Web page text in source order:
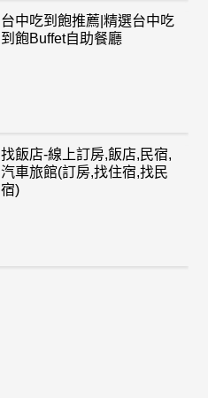
台中吃到飽推薦|精選台中吃
到飽Buffet自助餐廳
找飯店-線上訂房,飯店,民宿,
汽車旅館(訂房,找住宿,找民
宿)